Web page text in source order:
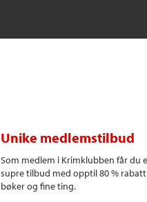
Unike medlemstilbud
Som medlem i Krimklubben får du
supre tilbud med opptil 80 %
bøker og fine ting.